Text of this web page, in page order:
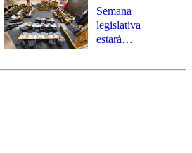
Preventiva en
tres comunas
Semana
legislativa
estará
el fin de la